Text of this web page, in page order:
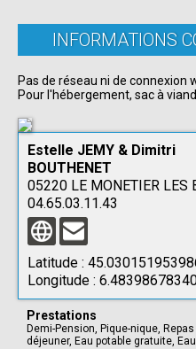
INFORMATIONS
Pas de réseau ni de connexion
Pour l'hébergement, sac à
Estelle JEMY & Dimitri
BOUTHENET
05220 LE MONETIER LES
04.65.03.11.43
Latitude :
Longitude :
Prestations
Demi-Pension, Pique-nique,
déjeuner, Eau potable gratuite,